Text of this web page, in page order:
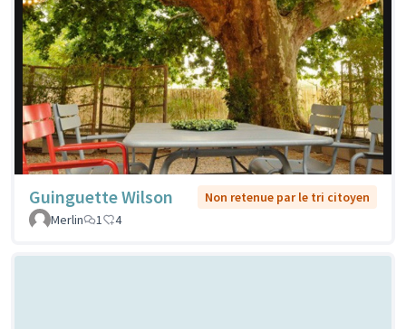
Guinguette Wilson
Non retenue par le tri citoyen
Merlin
1 4